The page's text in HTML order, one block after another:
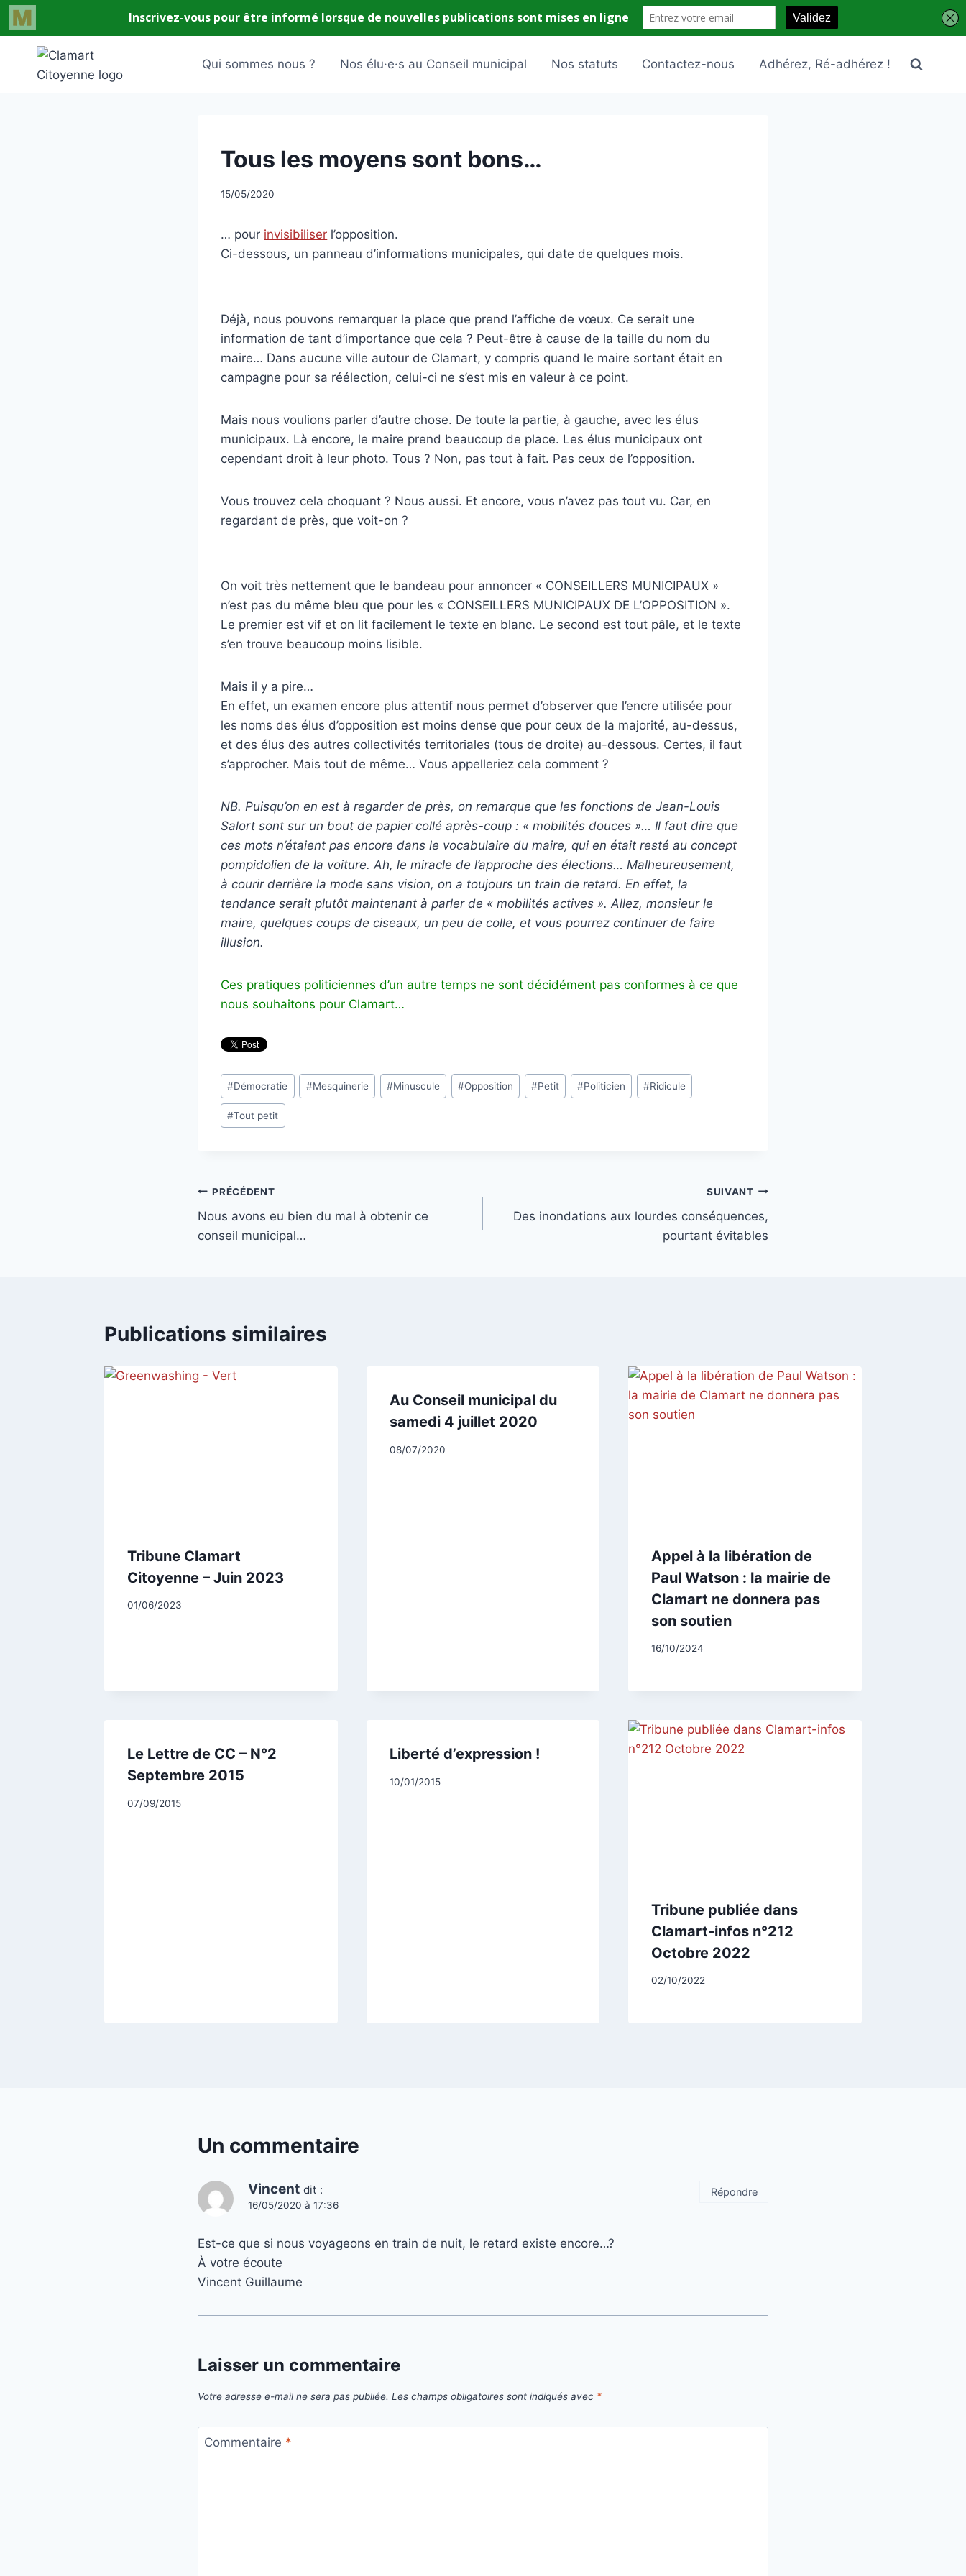
contenu
Qui sommes nous ? Nos élu·e·s au Conseil municipal Nos statuts Contactez-nous Adhérez, Ré-adhérez !
UNCATEGORIZED
Tous les moyens sont bons…
Par
15/05/2020
… pour invisibiliser l’opposition.
Ci-dessous, un panneau d’informations municipales, qui date de quelques mois.
Déjà, nous pouvons remarquer la place que prend l’affiche de vœux. Ce serait une
information de tant d’importance que cela ? Peut-être à cause de la taille du nom du
maire… Dans aucune ville autour de Clamart, y compris quand le maire sortant était en
campagne pour sa réélection, celui-ci ne s’est mis en valeur à ce point.
Mais nous voulions parler d’autre chose. De toute la partie, à gauche, avec les élus
municipaux. Là encore, le maire prend beaucoup de place. Les élus municipaux ont
cependant droit à leur photo. Tous ? Non, pas tout à fait. Pas ceux de l’opposition.
Vous trouvez cela choquant ? Nous aussi. Et encore, vous n’avez pas tout vu. Car, en
regardant de près, que voit-on ?
On voit très nettement que le bandeau pour annoncer « CONSEILLERS MUNICIPAUX »
n’est pas du même bleu que pour les « CONSEILLERS MUNICIPAUX DE L’OPPOSITION ».
Le premier est vif et on lit facilement le texte en blanc. Le second est tout pâle, et le texte
s’en trouve beaucoup moins lisible.
Mais il y a pire…
En effet, un examen encore plus attentif nous permet d’observer que l’encre utilisée pour
les noms des élus d’opposition est moins dense que pour ceux de la majorité, au-dessus,
et des élus des autres collectivités territoriales (tous de droite) au-dessous. Certes, il faut
s’approcher. Mais tout de même… Vous appelleriez cela comment ?
NB. Puisqu’on en est à regarder de près, on remarque que les fonctions de Jean-Louis
Salort sont sur un bout de papier collé après-coup : « mobilités douces »… Il faut dire que
ces mots n’étaient pas encore dans le vocabulaire du maire, qui en était resté au concept
pompidolien de la voiture. Ah, le miracle de l’approche des élections… Malheureusement,
à courir derrière la mode sans vision, on a toujours un train de retard. En effet, la
tendance serait plutôt maintenant à parler de « mobilités actives ». Allez, monsieur le
maire, quelques coups de ciseaux, un peu de colle, et vous pourrez continuer de faire
illusion.
Ces pratiques politiciennes d’un autre temps ne sont décidément pas conformes à ce que
nous souhaitons pour Clamart…
Étiquettes
de
la
#Démocratie #Mesquinerie #Minuscule #Opposition #Petit #Politicien #Ridicule
#Tout petit
Navigation
de
PRÉCÉDENT
Nous avons eu bien du mal à obtenir ce
conseil municipal…
SUIVANT
Des inondations aux lourdes conséquences,
pourtant évitables
Publications similaires
Tribune Clamart
Citoyenne – Juin 2023
Par
01/06/2023
Au Conseil municipal du
samedi 4 juillet 2020
Par
08/07/2020
Appel à la libération de
Paul Watson : la mairie de
Clamart ne donnera pas
son soutien
Par
16/10/2024
Le Lettre de CC – N°2
Septembre 2015
Par
07/09/2015
Liberté d’expression !
Par
10/01/2015
Tribune publiée dans
Clamart-infos n°212
Octobre 2022
Par
02/10/2022
Un commentaire
Vincent dit :
16/05/2020 à 17:36
Est-ce que si nous voyageons en train de nuit, le retard existe encore…?
À votre écoute
Vincent Guillaume
Répondre
Laisser un commentaire
Votre adresse e-mail ne sera pas publiée. Les champs obligatoires sont indiqués avec *
Commentaire *